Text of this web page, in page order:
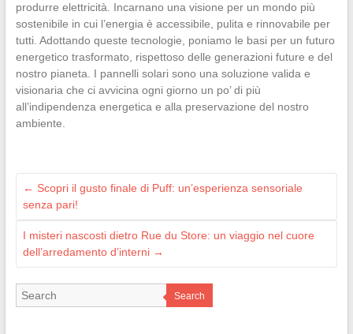
produrre elettricità. Incarnano una visione per un mondo più
sostenibile in cui l’energia è accessibile, pulita e rinnovabile per
tutti. Adottando queste tecnologie, poniamo le basi per un futuro
energetico trasformato, rispettoso delle generazioni future e del
nostro pianeta. I pannelli solari sono una soluzione valida e
visionaria che ci avvicina ogni giorno un po’ di più
all’indipendenza energetica e alla preservazione del nostro
ambiente.
← Scopri il gusto finale di Puff: un’esperienza sensoriale
senza pari!
I misteri nascosti dietro Rue du Store: un viaggio nel cuore
dell’arredamento d’interni →
Search